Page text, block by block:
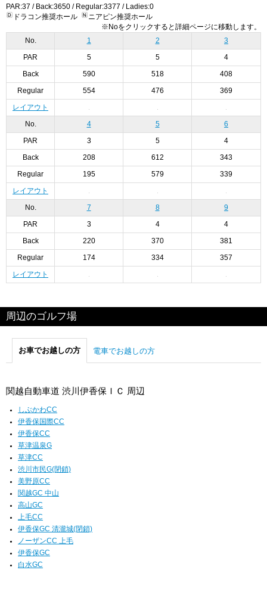
PAR:37 / Back:3650 / Regular:3377 / Ladies:0
ドラコン推奨ホール
ニアピン推奨ホール
※Noをクリックすると詳細ページに移動します。
No.
1 2 3
PAR 5 5 4
Back 590 518 408
Regular 554 476 369
レイアウト
No. 4 5 6
PAR 3 5 4
Back 208 612 343
Regular 195 579 339
レイアウト
No. 7 8 9
PAR 3 4 4
Back 220 370 381
Regular 174 334 357
レイアウト
周辺のゴルフ場
お車でお越しの方 電車でお越しの方
関越自動車道 渋川伊香保ＩＣ 周辺
しぶかわCC
伊香保国際CC
伊香保CC
草津温泉G
草津CC
渋川市民G(閉鎖)
美野原CC
関越GC 中山
高山GC
上毛CC
伊香保GC 清瀧城(閉鎖)
ノーザンCC 上毛
伊香保GC
白水GC